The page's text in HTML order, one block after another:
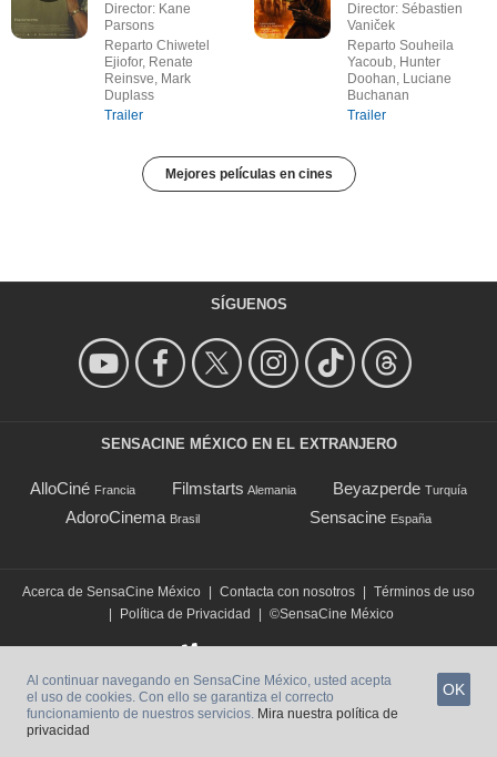
Director: Kane
Parsons
Reparto Chiwetel
Ejiofor, Renate
Reinsve, Mark
Duplass
Trailer
Director: Sébastien
Vaniček
Reparto Souheila
Yacoub, Hunter
Doohan, Luciane
Buchanan
Trailer
Mejores películas en cines
SÍGUENOS
SENSACINE MÉXICO EN EL EXTRANJERO
AlloCiné Francia Filmstarts Alemania Beyazperde Turquía
AdoroCinema Brasil Sensacine España
Acerca de SensaCine México Contacta con nosotros
Términos de uso
Política de Privacidad ©SensaCine México
Al continuar navegando en SensaCine México, usted acepta
el uso de cookies. Con ello se garantiza el correcto
funcionamiento de nuestros servicios. Mira nuestra política de
privacidad
OK